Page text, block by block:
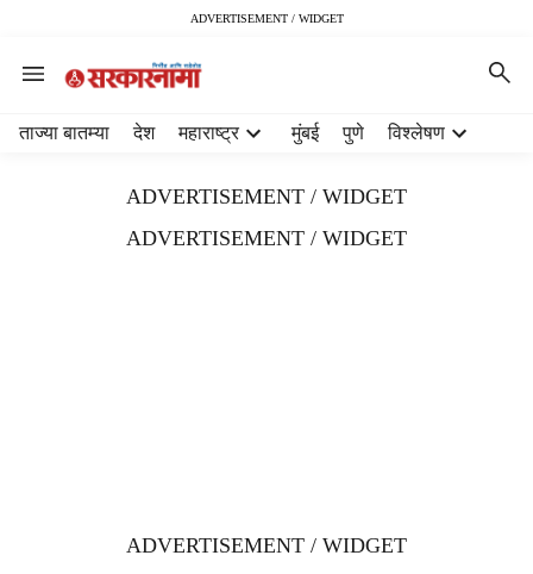
ADVERTISEMENT / WIDGET
ताज्या बातम्या देश महाराष्ट्र मुंबई पुणे विश्लेषण
ADVERTISEMENT / WIDGET
ADVERTISEMENT / WIDGET
ADVERTISEMENT / WIDGET